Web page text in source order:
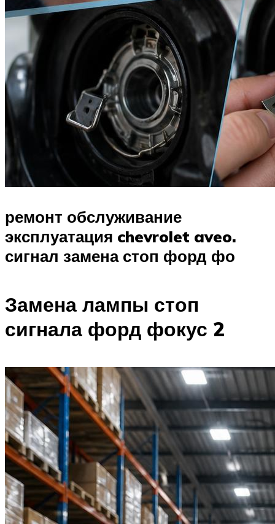
ремонт обслуживание
эксплуатация chevrolet aveo.
сигнал замена стоп форд фо
Замена лампы стоп
сигнала форд фокус 2